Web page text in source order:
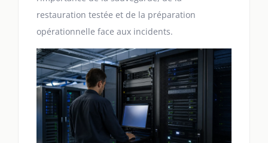
restauration testée et de la préparation
opérationnelle face aux incidents.